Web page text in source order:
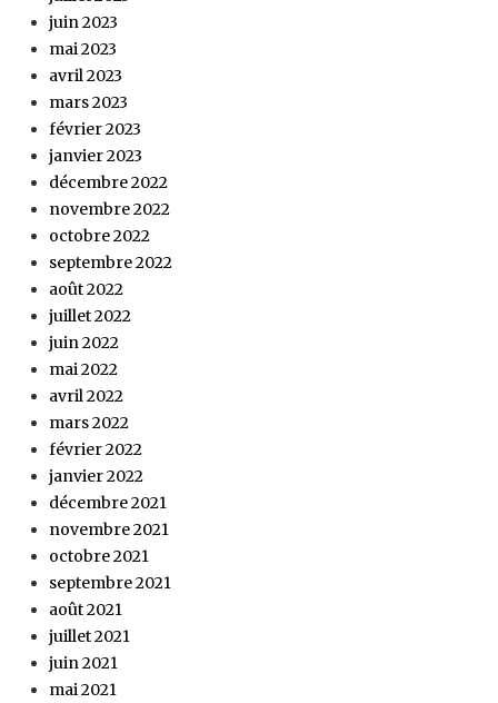
juin 2023
mai 2023
avril 2023
mars 2023
février 2023
janvier 2023
décembre 2022
novembre 2022
octobre 2022
septembre 2022
août 2022
juillet 2022
juin 2022
mai 2022
avril 2022
mars 2022
février 2022
janvier 2022
décembre 2021
novembre 2021
octobre 2021
septembre 2021
août 2021
juillet 2021
juin 2021
mai 2021